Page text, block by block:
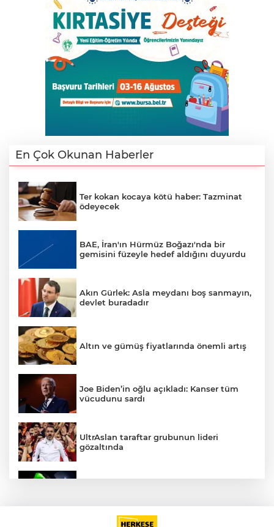
En Çok Okunan Haberler
Ter kokan kocaya kötü haber: Tazminat
ödeyecek
BAE, İran'ın Hürmüz Boğazı'nda bir
gemisini füzeyle hedef aldığını duyurdu
Akın Gürlek: Asla meydanı boş sanmayın,
devlet buradadır
Altın ve gümüş fiyatlarında önemli artış
Joe Biden’in oğlu açıkladı: Kanser tüm
vücudunu sardı
UltrAslan taraftar grubunun lideri
gözaltında